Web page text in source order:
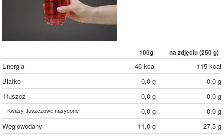
100g na zdjęciu (250 g)
Energia 46 kcal
115 kcal
Białko
0,0 g
0,0 g
Tłuszcz
0,0 g 0,0 g
Kwasy tłuszczowe nasycone 0,0 g
0,0 g
Węglowodany
11,0 g 27,5 g